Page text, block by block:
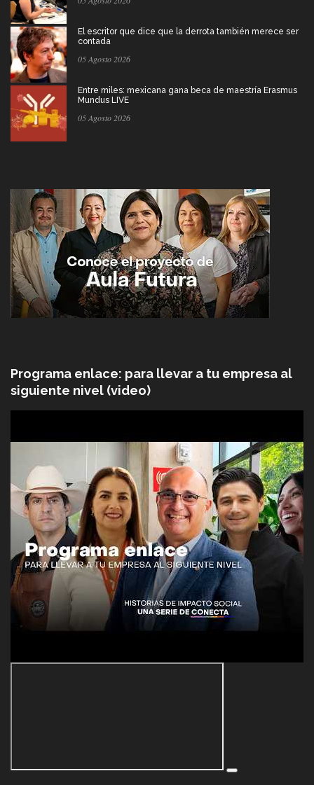
El escritor que dice que la derrota también merece ser
contada
05 Agosto 2026
Entre miles: mexicana gana beca de maestría Erasmus
Mundus LIVE
05 Agosto 2026
Programa enlace: para llevar a tu empresa al
siguiente nivel (video)